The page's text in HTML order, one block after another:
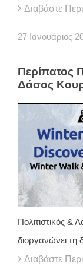
Διαβάστε
27 Ιανουάριος
Περίπατος
Δάσος
Πολιτιστικός
διοργανώνει
Διαβάστε